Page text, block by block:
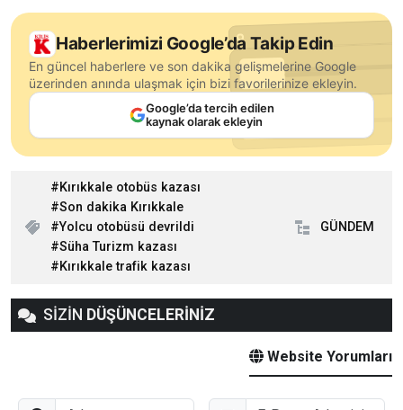
Haberlerimizi Google’da Takip Edin
En güncel haberlere ve son dakika gelişmelerine Google
üzerinden anında ulaşmak için bizi favorilerinize ekleyin.
Google’da tercih edilen
kaynak olarak ekleyin
Kırıkkale otobüs kazası
Son dakika Kırıkkale
Yolcu otobüsü devrildi
Süha Turizm kazası
Kırıkkale trafik kazası
GÜNDEM
SİZİN DÜŞÜNCELERİNİZ
Website Yorumları